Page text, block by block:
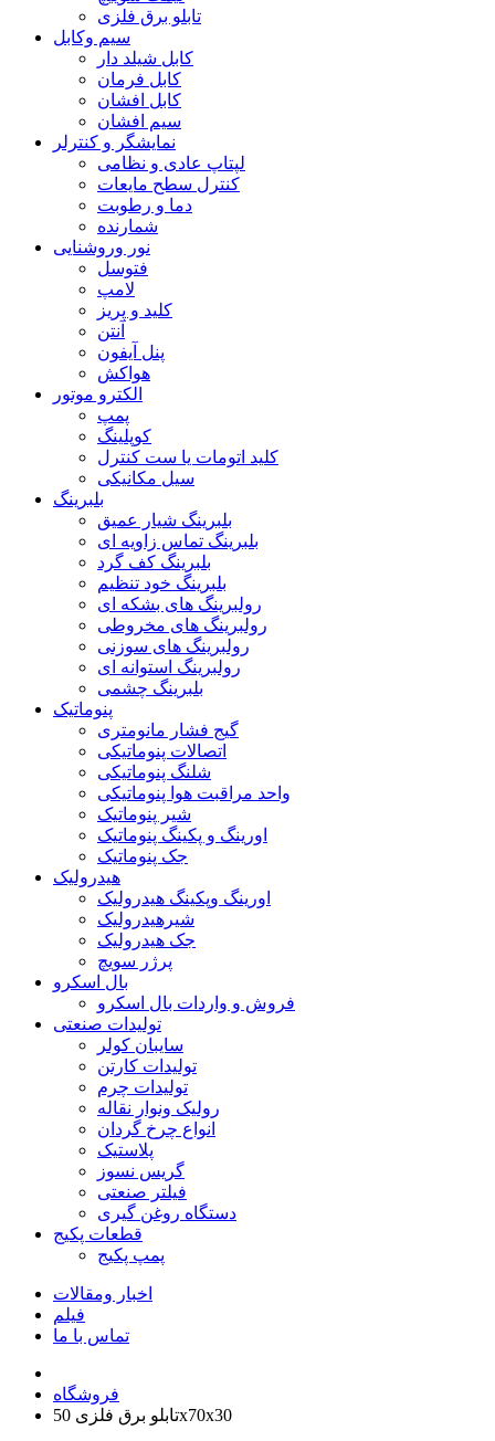
تابلو برق فلزی
سیم وکابل
کابل شیلد دار
کابل فرمان
کابل افشان
سیم افشان
نمایشگر و کنترلر
لپتاپ عادی و نظامی
کنترل سطح مایعات
دما و رطوبت
شمارنده
نور وروشنایی
فتوسل
لامپ
کلید و پریز
آنتن
پنل آیفون
هواکش
الکترو موتور
پمپ
کوپلینگ
کلید اتومات یا ست کنترل
سیل مکانیکی
بلبرینگ
بلبرینگ شیار عمیق
بلبرینگ تماس زاویه ای
بلبرینگ کف گرد
بلبرینگ خود تنظیم
رولبرینگ های بشکه ای
رولبرینگ های مخروطی
رولبرینگ های سوزنی
رولبرینگ استوانه ای
بلبرینگ چشمی
پنوماتیک
گیج فشار مانومتری
اتصالات پنوماتیکی
شلنگ پنوماتیکی
واحد مراقبت هوا پنوماتیکی
شیر پنوماتیک
اورینگ و پکینگ پنوماتیک
جک پنوماتیک
هیدرولیک
اورینگ وپکینگ هیدرولیک
شیرهیدرولیک
جک هیدرولیک
پرژر سویچ
بال اسکرو
فروش و واردات بال اسکرو
تولیدات صنعتی
سایبان کولر
تولیدات کارتن
تولیدات چرم
رولیک ونوار نقاله
انواع چرخ گردان
پلاستیک
گریس نسوز
فیلتر صنعتی
دستگاه روغن گیری
قطعات پکیج
پمپ پکیج
اخبار ومقالات
فیلم
تماس با ما
فروشگاه
تابلو برق فلزی 50x70x30